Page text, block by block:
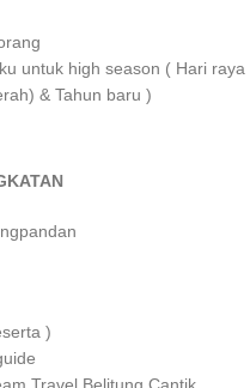
untuk high season ( Hari raya
& Tahun baru )
)